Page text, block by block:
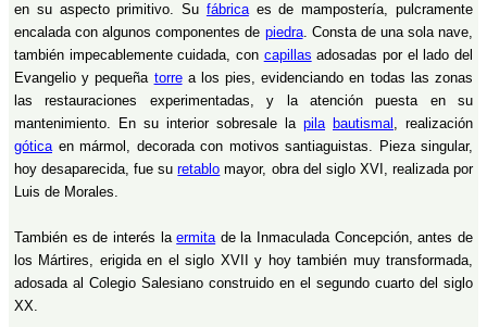
en su aspecto primitivo. Su fábricaes de mampostería, pulcramente
encalada con algunos componentes de piedra. Consta de una sola nave,
también impecablemente cuidada, con capillas adosadas por el lado del
Evangelio y pequeña torrea los pies, evidenciando en todas las zonas
las restauraciones experimentadas, y la atención puesta en su
mantenimiento. En su interior sobresale la pila bautismal , realización
góticaen mármol, decorada con motivos santiaguistas. Pieza singular,
hoy desaparecida, fue suretablo mayor, obra del siglo XVI, realizada por
Luis de Morales.
También es de interés laermitade la Inmaculada Concepción, antes de
los Mártires, erigida en el siglo XVII y hoy también muy transformada,
adosada al Colegio Salesiano construido en el segundo cuarto del siglo
XX.